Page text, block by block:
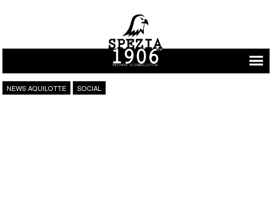
Vai al contenuto
NEWS AQUILOTTE SOCIAL